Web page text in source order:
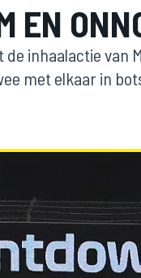
EN
inhaalactie van
met elkaar in